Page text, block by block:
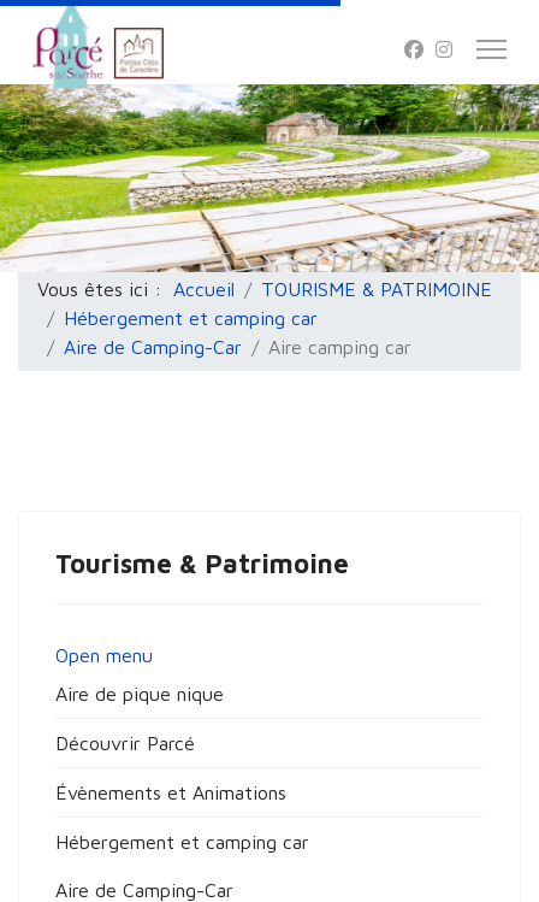
Vous êtes ici : Accueil
TOURISME & PATRIMOINE
Hébergement et camping car
Aire de Camping-Car
Aire camping car
Tourisme & Patrimoine
Open menu
Aire de pique nique
Découvrir Parcé
Évènements et Animations
Hébergement et camping car
Aire de Camping-Car